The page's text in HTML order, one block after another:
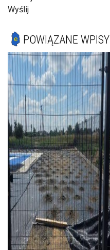
Wyślij
POWIĄZANE WPISY